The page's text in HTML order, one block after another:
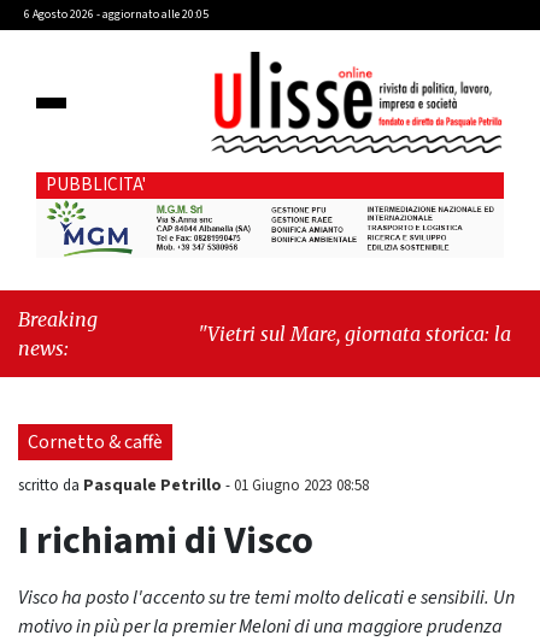
6 Agosto 2026 - aggiornato alle 20:05
PUBBLICITA'
Breaking
news:
"Vietri sul Mare, giornata storica: la ceramica
futuro"
Cornetto & caffè
scritto da Pasquale Petrillo -01 Giugno 2023 08:58
I richiami di Visco
Visco ha posto l'accento su tre temi molto delicati e sensibili. Un
motivo in più per la premier Meloni di una maggiore prudenza